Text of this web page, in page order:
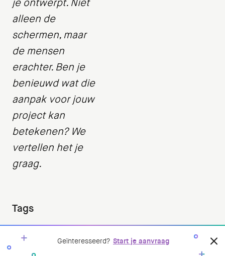
je ontwerpt. Niet
alleen de
schermen, maar
de mensen
erachter. Ben je
benieuwd wat die
aanpak voor jouw
project kan
betekenen? We
vertellen het je
graag.
Tags
TalkingTuesdayGeïnteresseerd? Start je aanvraag